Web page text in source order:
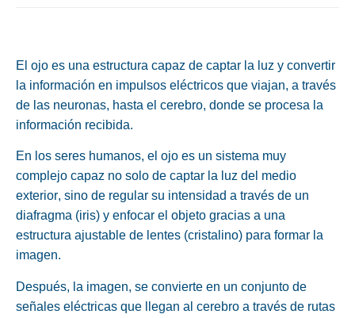
El ojo es una estructura capaz de captar la luz y convertir
la información en impulsos eléctricos que viajan, a través
de las neuronas, hasta el cerebro, donde se procesa la
información recibida.
En los seres humanos, el ojo es un sistema muy
complejo capaz no solo de captar la luz del medio
exterior, sino de regular su intensidad a través de un
diafragma (iris) y enfocar el objeto gracias a una
estructura ajustable de lentes (cristalino) para formar la
imagen.
Después, la imagen, se convierte en un conjunto de
señales eléctricas que llegan al cerebro a través de rutas